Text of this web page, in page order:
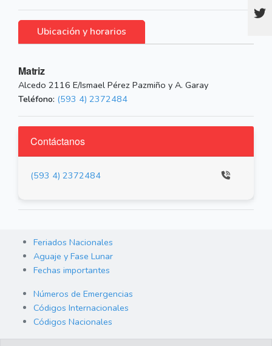
Ubicación y horarios
Matriz
Alcedo 2116 E/Ismael Pérez Pazmiño y A. Garay
Teléfono: (593 4) 2372484
Contáctanos
(593 4) 2372484
Feriados Nacionales
Aguaje y Fase Lunar
Fechas importantes
Números de Emergencias
Códigos Internacionales
Códigos Nacionales